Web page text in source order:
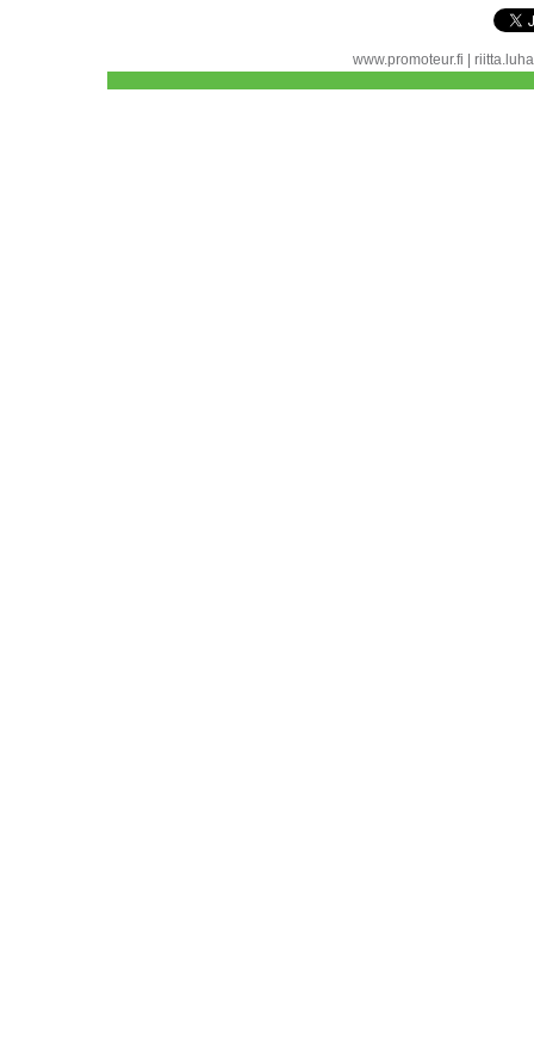
www.promoteur.fi |